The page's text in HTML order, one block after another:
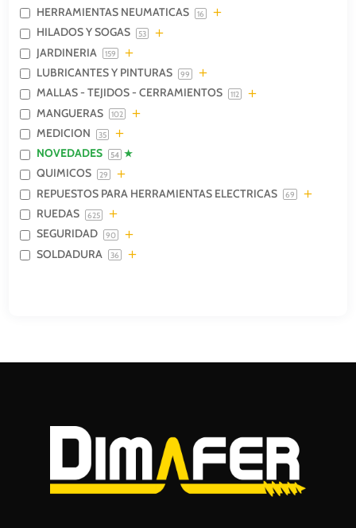
HERRAMIENTAS NEUMATICAS 16
HILADOS Y SOGAS 53
JARDINERIA 159
LUBRICANTES Y PINTURAS 99
MALLAS - TEJIDOS - CERRAMIENTOS 112
MANGUERAS 102
MEDICION 35
NOVEDADES 54
QUIMICOS 29
REPUESTOS PARA HERRAMIENTAS ELECTRICAS 69
RUEDAS 625
SEGURIDAD 90
SOLDADURA 36